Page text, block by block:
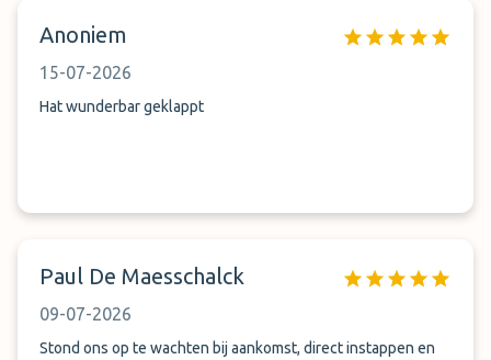
Anoniem
15-07-2026
Hat wunderbar geklappt
Paul De Maesschalck
09-07-2026
Stond ons op te wachten bij aankomst, direct instappen en